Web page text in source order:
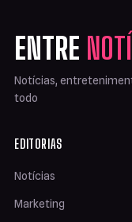
ENTRE
Notícias,
todo
EDITORIAS
Notícias
Marketing